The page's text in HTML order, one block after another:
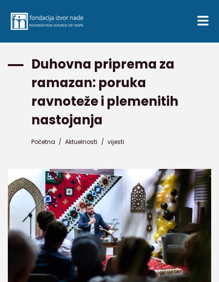
Duhovna priprema za
ramazan: poruka
ravnoteže i plemenitih
nastojanja
Početna / Aktuelnosti / vijesti